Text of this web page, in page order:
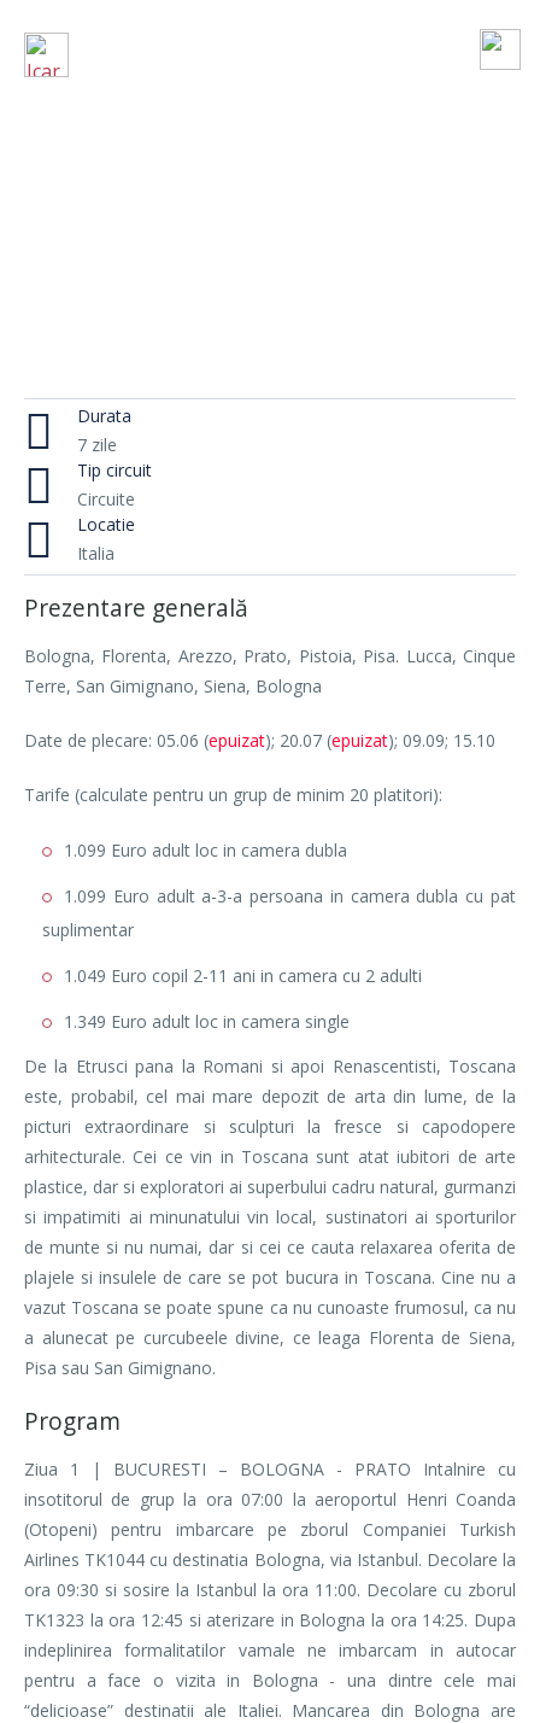
Durata
7 zile
Tip circuit
Circuite
Locatie
Italia
Prezentare generală
Bologna, Florenta, Arezzo, Prato, Pistoia, Pisa. Lucca, Cinque
Terre, San Gimignano, Siena, Bologna
Date de plecare: 05.06 (epuizat); 20.07 (epuizat); 09.09; 15.10
Tarife (calculate pentru un grup de minim 20 platitori):
1.099 Euro adult loc in camera dubla
1.099 Euro adult a-3-a persoana in camera dubla cu pat
suplimentar
1.049 Euro copil 2-11 ani in camera cu 2 adulti
1.349 Euro adult loc in camera single
De la Etrusci pana la Romani si apoi Renascentisti, Toscana
este, probabil, cel mai mare depozit de arta din lume, de la
picturi extraordinare si sculpturi la fresce si capodopere
arhitecturale. Cei ce vin in Toscana sunt atat iubitori de arte
plastice, dar si exploratori ai superbului cadru natural, gurmanzi
si impatimiti ai minunatului vin local, sustinatori ai sporturilor
de munte si nu numai, dar si cei ce cauta relaxarea oferita de
plajele si insulele de care se pot bucura in Toscana. Cine nu a
vazut Toscana se poate spune ca nu cunoaste frumosul, ca nu
a alunecat pe curcubeele divine, ce leaga Florenta de Siena,
Pisa sau San Gimignano.
Program
Ziua 1 | BUCURESTI – BOLOGNA - PRATO Intalnire cu
insotitorul de grup la ora 07:00 la aeroportul Henri Coanda
(Otopeni) pentru imbarcare pe zborul Companiei Turkish
Airlines TK1044 cu destinatia Bologna, via Istanbul. Decolare la
ora 09:30 si sosire la Istanbul la ora 11:00. Decolare cu zborul
TK1323 la ora 12:45 si aterizare in Bologna la ora 14:25. Dupa
indeplinirea formalitatilor vamale ne imbarcam in autocar
pentru a face o vizita in Bologna - una dintre cele mai
“delicioase” destinatii ale Italiei. Mancarea din Bologna are